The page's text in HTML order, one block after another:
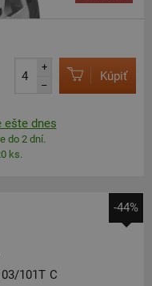
+
–
Kúpiť
ešte dnes
do 2 dní.
ks.
-44%
101T C